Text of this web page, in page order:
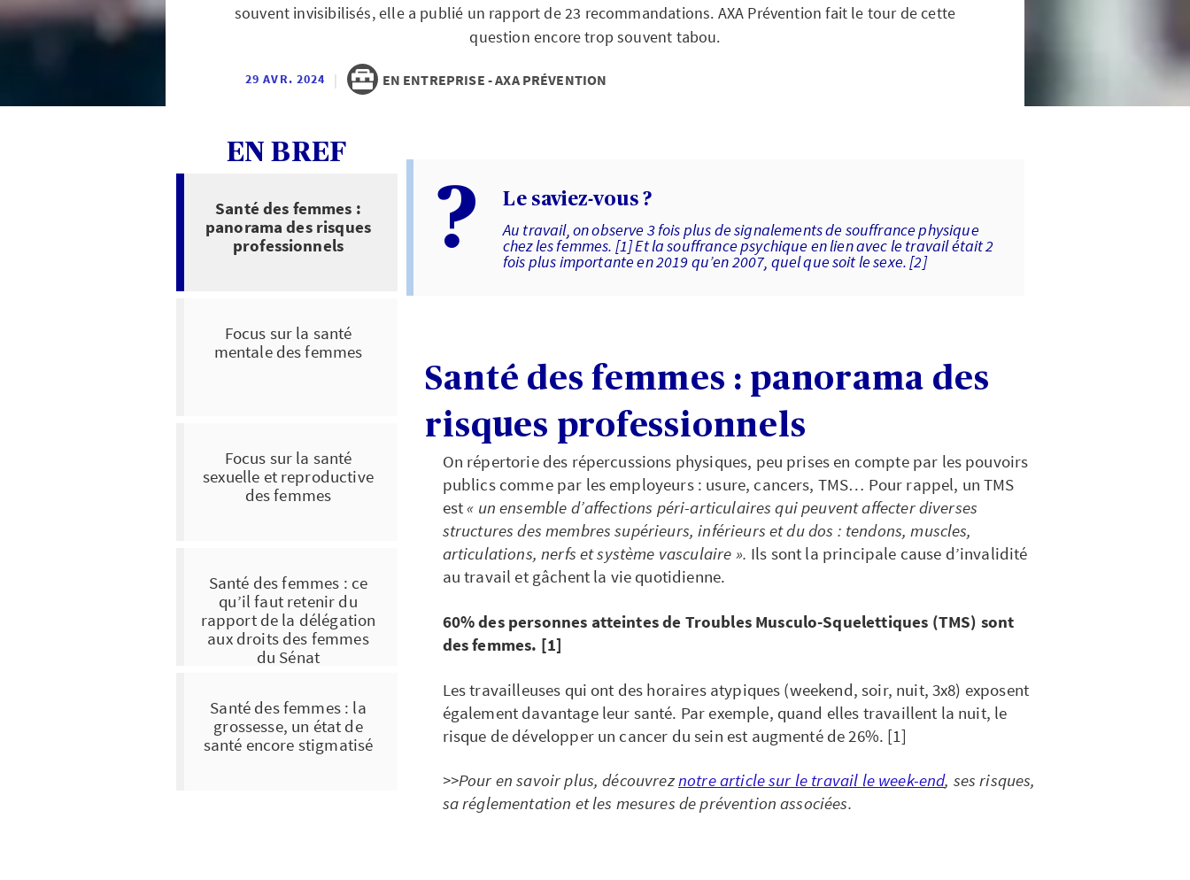
souvent invisibilisés, elle a publié un rapport de 23 recommandations. AXA Prévention fait le tour de cette
question encore trop souvent tabou.
29 AVR. 2024 | EN ENTREPRISE - AXA PRÉVENTION
EN BREF
Santé des femmes :
panorama des risques
professionnels
Focus sur la santé
mentale des femmes
Focus sur la santé
sexuelle et reproductive
des femmes
Santé des femmes : ce
qu’il faut retenir du
rapport de la délégation
aux droits des femmes
du Sénat
Santé des femmes : la
grossesse, un état de
santé encore stigmatisé
? Le saviez-vous ?
Au travail, on observe 3 fois plus de signalements de souffrance physique
chez les femmes. [1] Et la souffrance psychique en lien avec le travail était 2
fois plus importante en 2019 qu’en 2007, quel que soit le sexe. [2]
Santé des femmes : panorama des
risques professionnels
On répertorie des répercussions physiques, peu prises en compte par les pouvoirs
publics comme par les employeurs : usure, cancers, TMS… Pour rappel, un TMS
est« un ensemble d’affections péri-articulaires qui peuvent affecter diverses
structures des membres supérieurs, inférieurs et du dos : tendons, muscles,
articulations, nerfs et système vasculaire ». Ils sont la principale cause d’invalidité
au travail et gâchent la vie quotidienne.
60% des personnes atteintes de Troubles Musculo-Squelettiques (TMS) sont
des femmes. [1]
Les travailleuses qui ont des horaires atypiques (weekend, soir, nuit, 3x8) exposent
également davantage leur santé. Par exemple, quand elles travaillent la nuit, le
risque de développer un cancer du sein est augmenté de 26%. [1]
>>Pour en savoir plus, découvreznotre article sur le travail le week-end, ses risques,
sa réglementation et les mesures de prévention associées.